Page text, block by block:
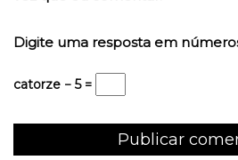
Digite uma resposta em
catorze − 5 =